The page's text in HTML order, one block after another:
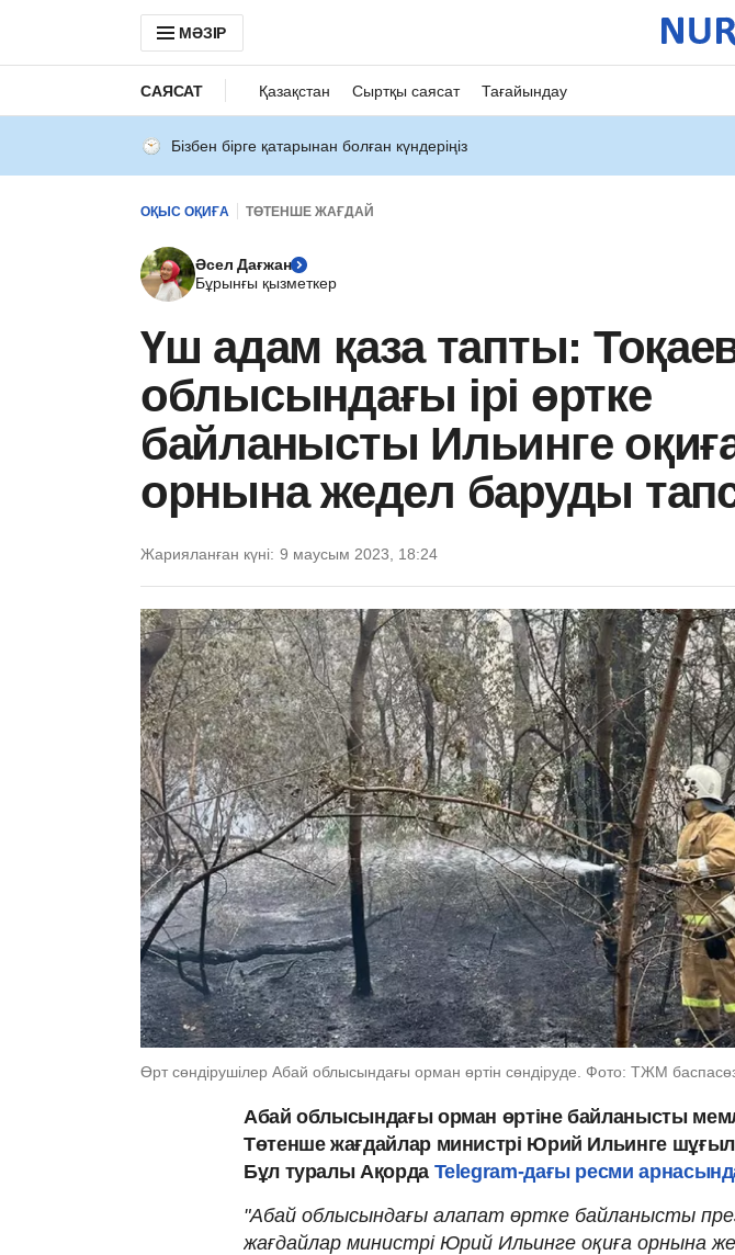
МӘЗІР
САЯСАТ Қазақстан Сыртқы саясат Тағайындау
Бізбен бірге қатарынан болған күндеріңіз
ОҚЫС ОҚИҒА ТӨТЕНШЕ ЖАҒДАЙ
Әсел Дағжан
Бұрынғы қызметкер
Үш адам қаза тапты:
облысындағы ірі өртке
байланысты Ильинге
орнына жедел баруды
Жарияланған күні: 9 маусым 2023, 18:24
Өрт сөндірушілер Абай облысындағы орман өртін сөндіруде. Фото: ТЖМ
Абай облысындағы орман өртіне байланысты
Төтенше жағдайлар министрі Юрий Ильинге
Бұл туралы Ақорда Telegram-дағы ресми
"Абай облысындағы алапат өртке байланысты
жағдайлар министрі Юрий Ильинге оқиға орнына